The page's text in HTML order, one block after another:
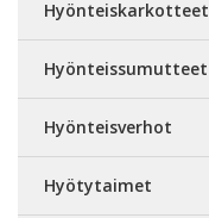
Hyönteiskarkotteet
Hyönteissumutteet
Hyönteisverhot
Hyötytaimet